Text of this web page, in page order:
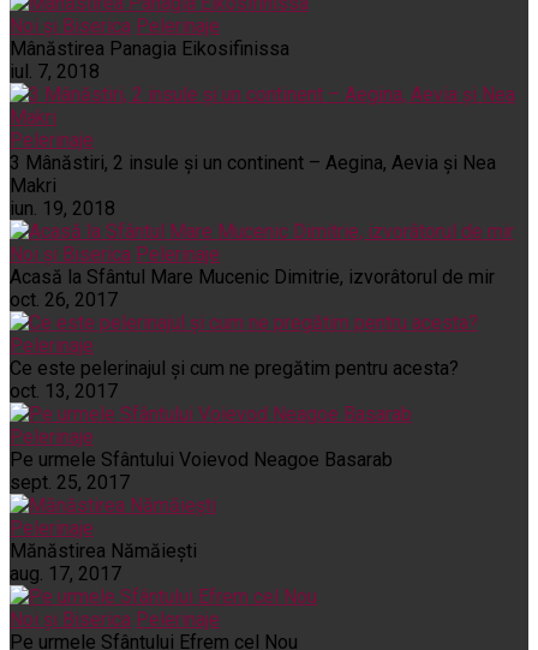
Noi și Biserica Pelerinaje
Mânăstirea Panagia Eikosifinissa
iul. 7, 2018
Pelerinaje
3 Mânăstiri, 2 insule și un continent – Aegina, Aevia și Nea
Makri
iun. 19, 2018
Noi și Biserica Pelerinaje
Acasă la Sfântul Mare Mucenic Dimitrie, izvorâtorul de mir
oct. 26, 2017
Pelerinaje
Ce este pelerinajul şi cum ne pregătim pentru acesta?
oct. 13, 2017
Pelerinaje
Pe urmele Sfântului Voievod Neagoe Basarab
sept. 25, 2017
Pelerinaje
Mănăstirea Nămăiești
aug. 17, 2017
Noi și Biserica Pelerinaje
Pe urmele Sfântului Efrem cel Nou